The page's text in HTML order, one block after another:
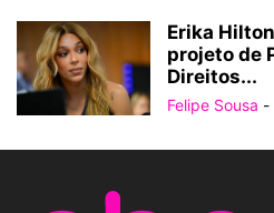
Erika
projeto de
Direitos...
Felipe Sousa -